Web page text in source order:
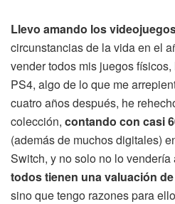
Llevo amando los
circunstancias de la vida en el
vender todos mis juegos
PS4, algo de lo que me
cuatro años después, he
colección, contando con casi
(además de muchos digitales)
Switch, y no solo no lo vendería
todos tienen una valuación
sino que tengo razones para